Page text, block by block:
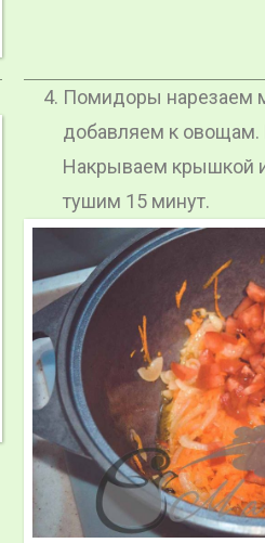
Помидоры нарезаем
добавляем к
Накрываем крышкой
тушим 15 минут.